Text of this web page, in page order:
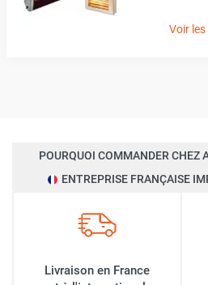
Voir
POURQUOI COMMANDER CHEZ
ENTREPRISE FRANÇAISE
Livraison en France